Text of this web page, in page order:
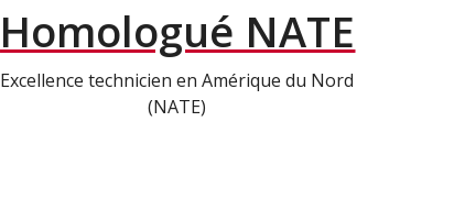
Homologué NATE
Excellence technicien en Amérique du Nord
(NATE)